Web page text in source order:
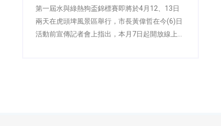
第一屆水與綠熱狗盃錦標賽即將於4月12、13日
兩天在虎頭埤風景區舉行，市長黃偉哲在今(6)日
活動前宣傳記者會上指出，本月7日起開放線上報